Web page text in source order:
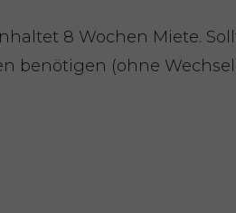
8 Wochen Miete.
benötigen (ohne